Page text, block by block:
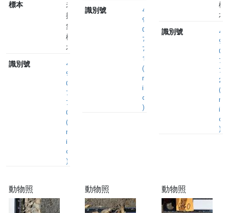
標本
未
採
集
標
本
識別號
4
9
0
7
7
0
(
n
i
d
)
識別號
4
9
0
7
7
1
(
n
i
d
)
標
本
識別號
4
9
0
7
7
2
(
n
i
d
)
動物照 動物照 動物照